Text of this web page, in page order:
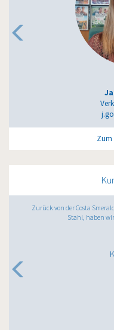
Zum
Zurück von der Costa
Stahl, haben